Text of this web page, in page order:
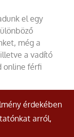
el egy
még a
a vadító
online férfi
érdekében
arról,